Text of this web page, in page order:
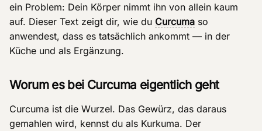
ein Problem: Dein Körper nimmt ihn von allein kaum
auf. Dieser Text zeigt dir, wie du Curcuma so
anwendest, dass es tatsächlich ankommt — in der
Küche und als Ergänzung.
Worum es bei Curcuma eigentlich geht
Curcuma ist die Wurzel. Das Gewürz, das daraus
gemahlen wird, kennst du als Kurkuma. Der